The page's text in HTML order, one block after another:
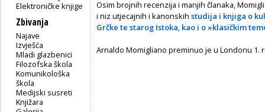
Elektroničke knjige
Zbivanja
Najave
Izvješća
Mladi glazbenici
Filozofska škola
Komunikološka
škola
Medijski susreti
Knjižara
Osim brojnih recenzija i manjih članaka,
i niz utjecajnih i kanonskih studija i knjiga o
Grčke te starog Istoka, kao i o »klasičkim
Arnaldo Momigliano preminuo je u Londonu 1.